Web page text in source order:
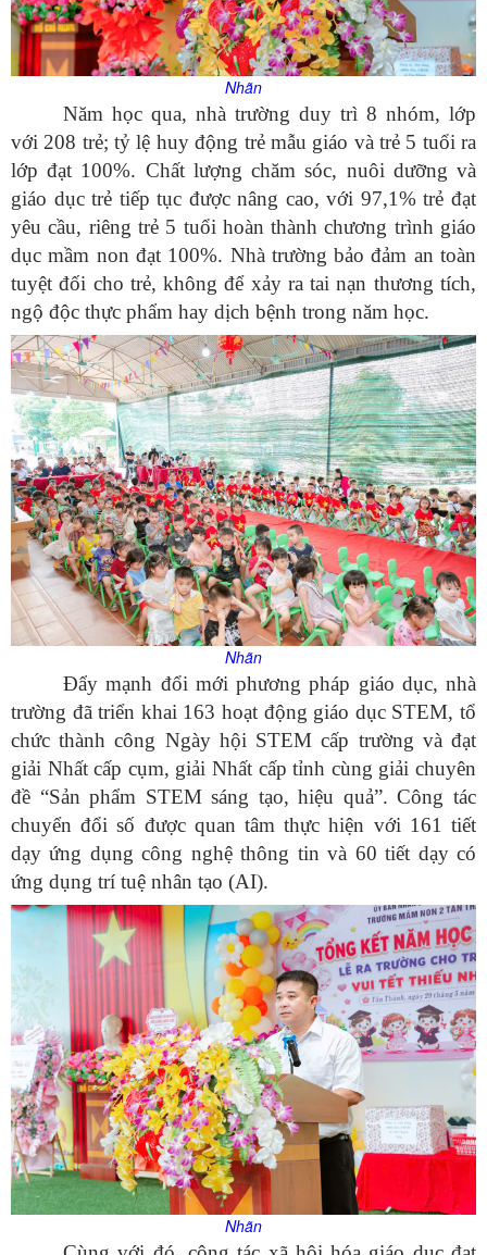
Nhãn
Năm học qua, nhà trường duy trì 8 nhóm, lớp
với 208 trẻ; tỷ lệ huy động trẻ mẫu giáo và trẻ 5 tuổi ra
lớp đạt 100%. Chất lượng chăm sóc, nuôi dưỡng và
giáo dục trẻ tiếp tục được nâng cao, với 97,1% trẻ đạt
yêu cầu, riêng trẻ 5 tuổi hoàn thành chương trình giáo
dục mầm non đạt 100%. Nhà trường bảo đảm an toàn
tuyệt đối cho trẻ, không để xảy ra tai nạn thương tích,
ngộ độc thực phẩm hay dịch bệnh trong năm học.
Nhãn
Đẩy mạnh đổi mới phương pháp giáo dục, nhà
trường đã triển khai 163 hoạt động giáo dục STEM, tổ
chức thành công Ngày hội STEM cấp trường và đạt
giải Nhất cấp cụm, giải Nhất cấp tỉnh cùng giải chuyên
đề “Sản phẩm STEM sáng tạo, hiệu quả”. Công tác
chuyển đổi số được quan tâm thực hiện với 161 tiết
dạy ứng dụng công nghệ thông tin và 60 tiết dạy có
ứng dụng trí tuệ nhân tạo (AI).
Nhãn